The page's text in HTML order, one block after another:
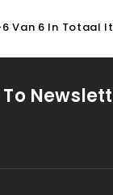
6 Van 6 In Totaal